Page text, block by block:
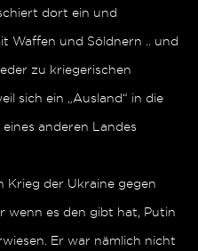
dort ein und
Waffen und Söldnern .. und
zu kriegerischen
sich ein „Ausland“ in die
anderen Landes
Krieg der Ukraine gegen
wenn es den gibt hat, Putin
Er war nämlich nicht